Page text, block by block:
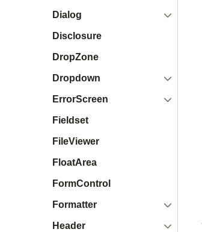
Dialog
Disclosure
DropZone
Dropdown
ErrorScreen
Fieldset
FileViewer
FloatArea
FormControl
Formatter
Header